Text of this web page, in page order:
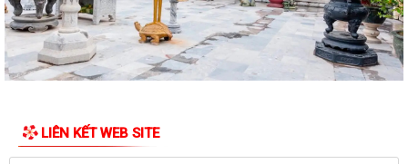
Chỉ thị số 07-CT/TW đẩy mạnh học tập, thực hành tư tưởng, đạo đức,
phương pháp, phong cách Hồ Chí...
Hướng dẫn Quản lý và sử dụng thẻ Đảng viên
THĂM TẶNG QUÀ GIA ĐÌNH CHÍNH SÁCH NHÂN DỊP KỶ NIỆM 79 NĂM
LIÊN KẾT WEB SITE